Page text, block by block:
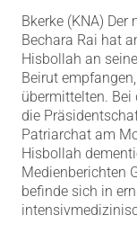
Bkerke (KNA)
Bechara Rai hat
Hisbollah an
Beirut
übermittelten. Bei
die
Patriarchat am
Hisbollah
Medienberichten
befinde sich in